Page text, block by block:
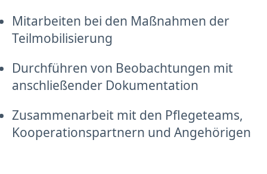
Mitarbeiten bei den Maßnahmen der
Teilmobilisierung
Durchführen von Beobachtungen mit
anschließender Dokumentation
Zusammenarbeit mit den Pflegeteams,
Kooperationspartnern und Angehörigen